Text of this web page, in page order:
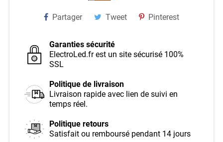
Partager Tweet Pinterest
Garanties sécurité
ElectroLed.fr est un site sécurisé 100%
SSL
Politique de livraison
Livraison rapide avec lien de suivi en
temps réel.
Politique retours
Satisfait ou remboursé pendant 14 jours